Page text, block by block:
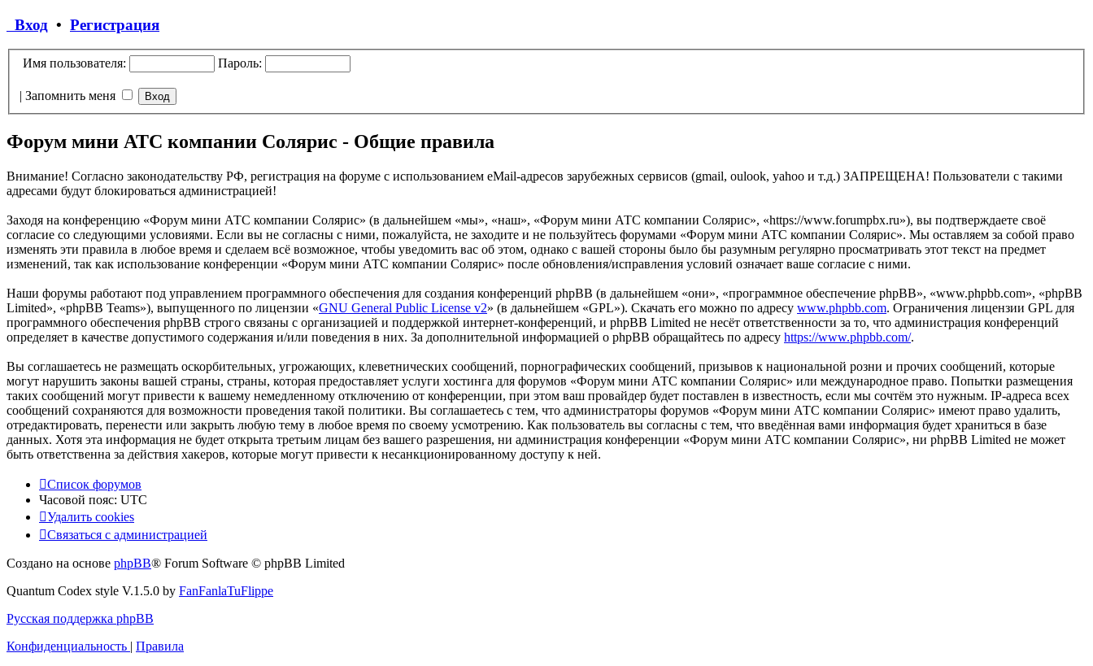
Вход • Регистрация
Имя пользователя: Пароль:
| Запомнить меня
Форум мини АТС компании Солярис - Общие правила
Внимание! Согласно законодательству РФ, регистрация на форуме с использованием eMail-адресов зарубежных сервисов (gmail, oulook, yahoo и т.д.) ЗАПРЕЩЕНА! Пользователи с такими
адресами будут блокироваться администрацией!
Заходя на конференцию «Форум мини АТС компании Солярис» (в дальнейшем «мы», «наш», «Форум мини АТС компании Солярис», «https://www.forumpbx.ru»), вы подтверждаете своё
согласие со следующими условиями. Если вы не согласны с ними, пожалуйста, не заходите и не пользуйтесь форумами «Форум мини АТС компании Солярис». Мы оставляем за собой право
изменять эти правила в любое время и сделаем всё возможное, чтобы уведомить вас об этом, однако с вашей стороны было бы разумным регулярно просматривать этот текст на предмет
изменений, так как использование конференции «Форум мини АТС компании Солярис» после обновления/исправления условий означает ваше согласие с ними.
Наши форумы работают под управлением программного обеспечения для создания конференций phpBB (в дальнейшем «они», «программное обеспечение phpBB», «www.phpbb.com», «phpBB
Limited», «phpBB Teams»), выпущенного по лицензии «GNU General Public License v2» (в дальнейшем «GPL»). Скачать его можно по адресу www.phpbb.com. Ограничения лицензии GPL для
программного обеспечения phpBB строго связаны с организацией и поддержкой интернет-конференций, и phpBB Limited не несёт ответственности за то, что администрация конференций
определяет в качестве допустимого содержания и/или поведения в них. За дополнительной информацией о phpBB обращайтесь по адресу https://www.phpbb.com/.
Вы соглашаетесь не размещать оскорбительных, угрожающих, клеветнических сообщений, порнографических сообщений, призывов к национальной розни и прочих сообщений, которые
могут нарушить законы вашей страны, страны, которая предоставляет услуги хостинга для форумов «Форум мини АТС компании Солярис» или международное право. Попытки размещения
таких сообщений могут привести к вашему немедленному отключению от конференции, при этом ваш провайдер будет поставлен в известность, если мы сочтём это нужным. IP-адреса всех
сообщений сохраняются для возможности проведения такой политики. Вы соглашаетесь с тем, что администраторы форумов «Форум мини АТС компании Солярис» имеют право удалить,
отредактировать, перенести или закрыть любую тему в любое время по своему усмотрению. Как пользователь вы согласны с тем, что введённая вами информация будет храниться в базе
данных. Хотя эта информация не будет открыта третьим лицам без вашего разрешения, ни администрация конференции «Форум мини АТС компании Солярис», ни phpBB Limited не может
быть ответственна за действия хакеров, которые могут привести к несанкционированному доступу к ней.
Список форумов
Часовой пояс: UTC
Удалить cookies
Связаться с администрацией
Создано на основе phpBB® Forum Software © phpBB Limited
Quantum Codex style V.1.5.0 by FanFanlaTuFlippe
Русская поддержка phpBB
Конфиденциальность | Правила